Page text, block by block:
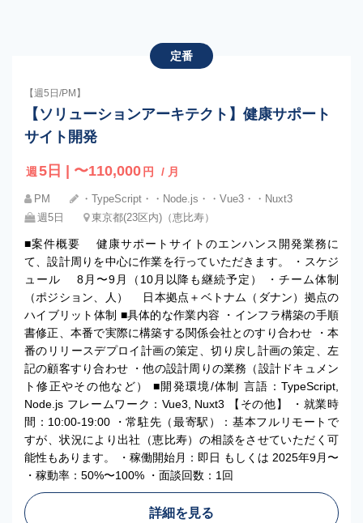
定番
【週5日/PM】
【ソリューションアーキテクト】健康サポート
サイト開発
週 5日 | 〜110,000 円 / 月
PM
・TypeScript・・Node.js・・Vue3・・Nuxt3
週5日
東京都(23区内)（恵比寿）
■案件概要 健康サポートサイトのエンハンス開発業務に
て、設計周りを中心に作業を行っていただきます。 ・スケジ
ュール 8月〜9月（10月以降も継続予定） ・チーム体制
（ポジション、人） 日本拠点＋ベトナム（ダナン）拠点の
ハイブリット体制 ■具体的な作業内容 ・インフラ構築の手順
書修正、本番で実際に構築する関係会社とのすり合わせ ・本
番のリリースデプロイ計画の策定、切り戻し計画の策定、左
記の顧客すり合わせ ・他の設計周りの業務（設計ドキュメン
ト修正やその他など） ■開発環境/体制 言語：TypeScript,
Node.js フレームワーク：Vue3, Nuxt3 【その他】 ・就業時
間：10:00-19:00 ・常駐先（最寄駅）：基本フルリモートで
すが、状況により出社（恵比寿）の相談をさせていただく可
能性もあります。 ・稼働開始月：即日 もしくは 2025年9月〜
・稼動率：50%〜100% ・面談回数：1回
詳細を見る